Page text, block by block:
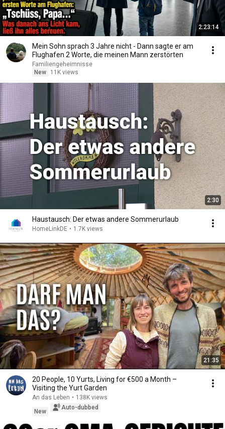
2:23:14
Mein Sohn sprach 3 Jahre nicht - Dann sagte er am
Flughafen 2 Worte, die meinen Mann zerstörten
Familiengeheimnisse
New
11K views
2:30
Haustausch: Der etwas andere Sommerurlaub
HomeLinkDE • 1.7K views
21:35
20 People, 10 Yurts, Living for €500 a Month –
Visiting the Yurt Garden
An das Leben • 138K views
New
Auto-dubbed